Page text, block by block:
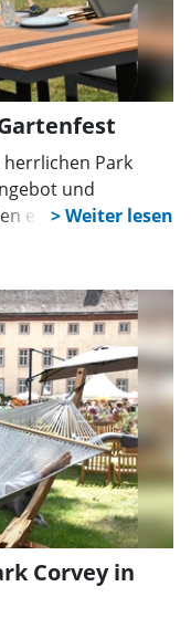
herrlichen Park
und
eigenen Garten.
Corvey in